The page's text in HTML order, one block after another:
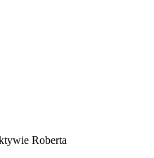
Roberta